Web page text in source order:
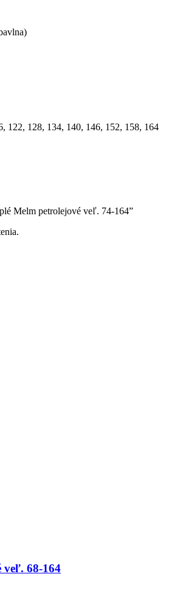
122, 128, 134, 140, 146, 152, 158, 164
Melm petrolejové veľ. 74-164”
veľ. 68-164